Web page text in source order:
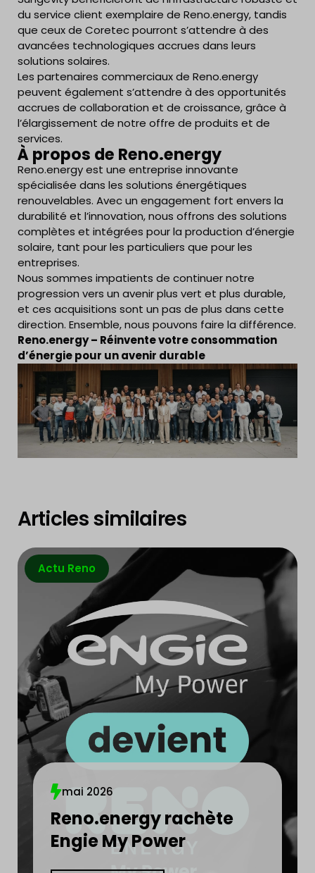
du service client exemplaire de Reno.energy, tandis
que ceux de Coretec pourront s’attendre à des
avancées technologiques accrues dans leurs
solutions solaires.
Les partenaires commerciaux de Reno.energy
peuvent également s’attendre à des opportunités
accrues de collaboration et de croissance, grâce à
l’élargissement de notre offre de produits et de
services.
À propos de Reno.energy
Reno.energy est une entreprise innovante
spécialisée dans les solutions énergétiques
renouvelables. Avec un engagement fort envers la
durabilité et l’innovation, nous offrons des solutions
complètes et intégrées pour la production d’énergie
solaire, tant pour les particuliers que pour les
entreprises.
Nous sommes impatients de continuer notre
progression vers un avenir plus vert et plus durable,
et ces acquisitions sont un pas de plus dans cette
direction. Ensemble, nous pouvons faire la différence.
Reno.energy – Réinvente votre consommation
d’énergie pour un avenir durable
Articles similaires
Actu Reno
mai 2026
Reno.energy rachète
Engie My Power